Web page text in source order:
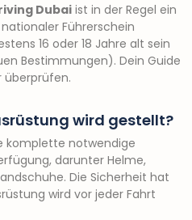
Dubaiist in der Regel ein
Führerschein
16 oder 18 Jahre alt sein
Bestimmungen). Dein Guide
überprüfen.
wird gestellt?
komplette notwendige
darunter Helme,
Die Sicherheit hat
wird vor jeder Fahrt